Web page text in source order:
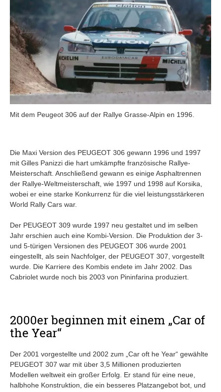
Mit dem Peugeot 306 auf der Rallye Grasse-Alpin en 1996.
Die Maxi Version des PEUGEOT 306 gewann 1996 und 1997
mit Gilles Panizzi die hart umkämpfte französische Rallye-
Meisterschaft. Anschließend gewann es einige Asphaltrennen
der Rallye-Weltmeisterschaft, wie 1997 und 1998 auf Korsika,
wobei er eine starke Konkurrenz für die viel leistungsstärkeren
World Rally Cars war.
Der PEUGEOT 309 wurde 1997 neu gestaltet und im selben
Jahr erschien auch eine Kombi-Version. Die Produktion der 3-
und 5-türigen Versionen des PEUGEOT 306 wurde 2001
eingestellt, als sein Nachfolger, der PEUGEOT 307, vorgestellt
wurde. Die Karriere des Kombis endete im Jahr 2002. Das
Cabriolet wurde noch bis 2003 von Pininfarina produziert.
2000er beginnen mit einem „Car of
the Year“
Der 2001 vorgestellte und 2002 zum „Car oft he Year“ gewählte
PEUGEOT 307 war mit über 3,5 Millionen produzierten
Modellen weltweit ein großer Erfolg. Er stand für eine neue,
halbhohe Konstruktion, die ein besseres Platzangebot bot, und